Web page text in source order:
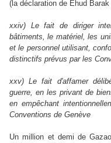
(la déclaration de Ehud
xxiv) Le fait de diriger
bâtiments, le matériel, les
et le personnel utilisant,
distinctifs prévus par les
xxv) Le fait d'affamer
guerre, en les privant de
en empêchant
Conventions de Genève
Un million et demi de